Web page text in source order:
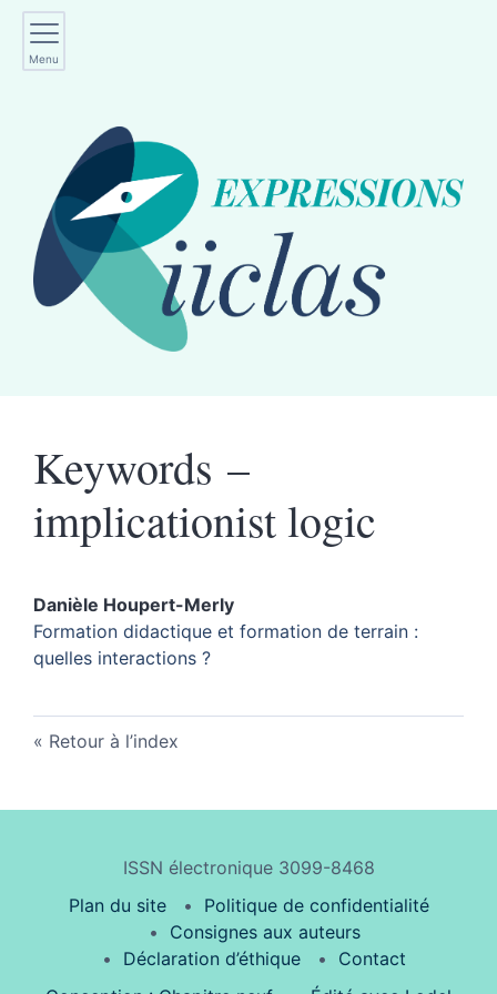
Menu
Keywords –
implicationist logic
Danièle Houpert-Merly
Formation didactique et formation de terrain :
quelles interactions ?
Retour à l’index
ISSN électronique 3099-8468
Plan du site
Politique de confidentialité
Consignes aux auteurs
Déclaration d’éthique
Contact